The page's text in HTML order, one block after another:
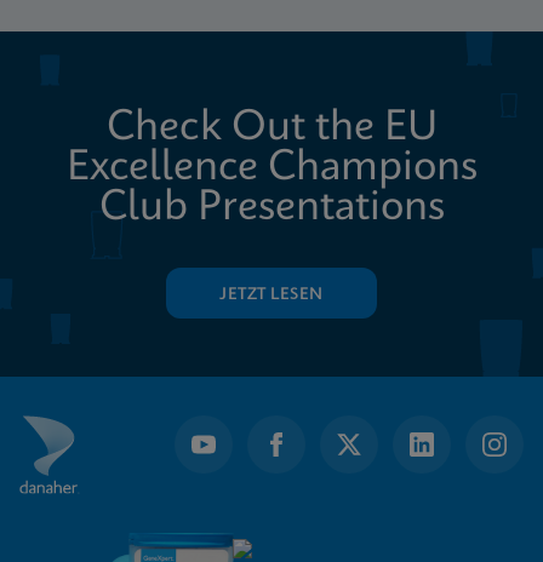
Check Out the EU
Excellence Champions
Club Presentations
JETZT LESEN